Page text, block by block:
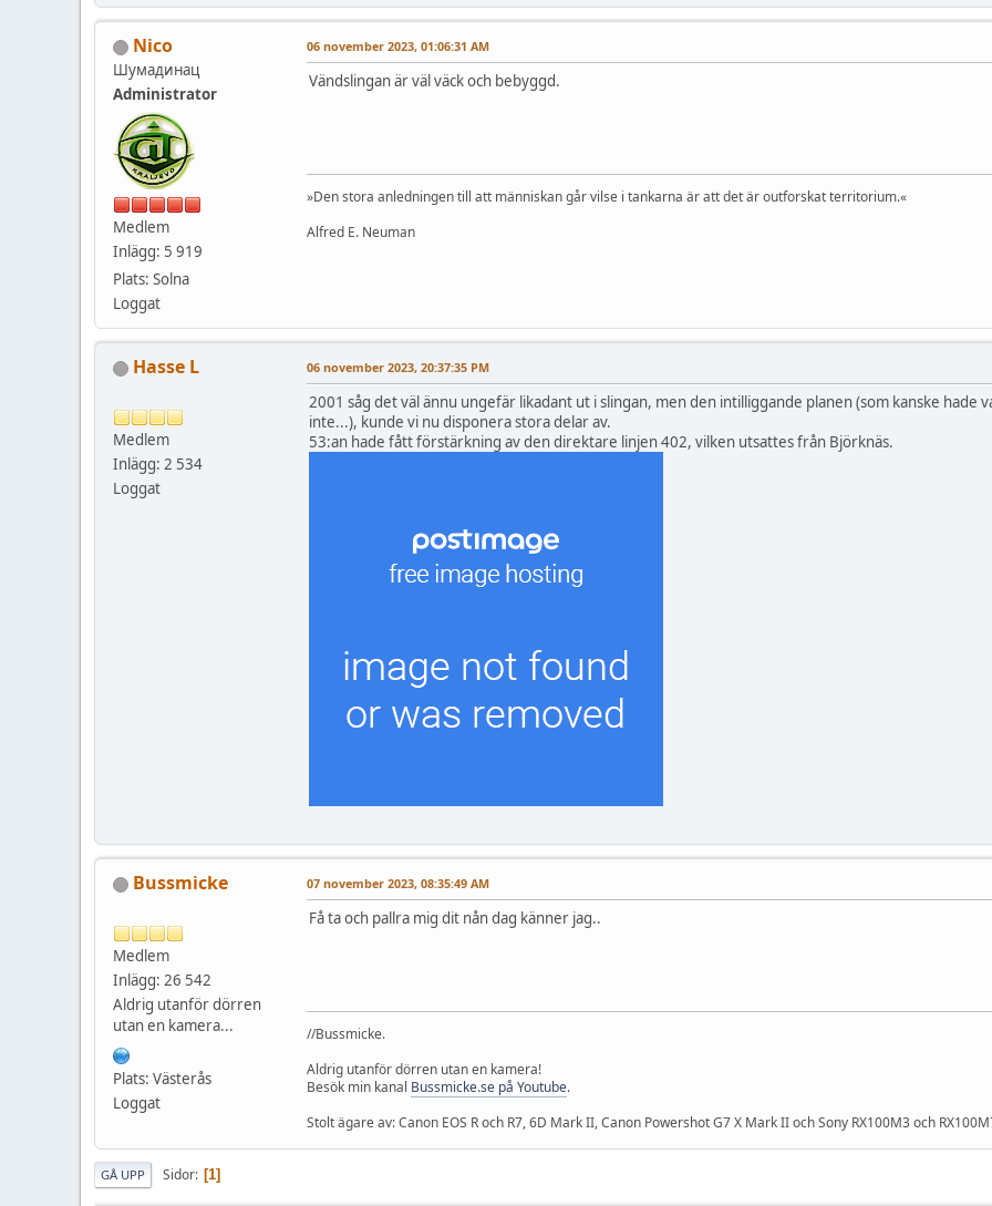
Nico
Шумадинац
Administrator
Medlem
Inlägg: 5 919
Plats: Solna
Loggat
06 november 2023, 01:06:31 AM
Vändslingan är väl väck och bebyggd.
»Den stora anledningen till att människan går vilse i tankarna är att det är outforskat territorium.«
Alfred E. Neuman
Hasse L
Medlem
Inlägg: 2 534
Loggat
06 november 2023, 20:37:35 PM
2001 såg det väl ännu ungefär likadant ut i slingan, men den intilliggande planen (som kanske
inte...), kunde vi nu disponera stora delar av.
53:an hade fått förstärkning av den direktare linjen 402, vilken utsattes från Björknäs.
Bussmicke
Medlem
Inlägg: 26 542
Aldrig utanför dörren
utan en kamera...
Plats: Västerås
Loggat
07 november 2023, 08:35:49 AM
Få ta och pallra mig dit nån dag känner jag..
//Bussmicke.
Aldrig utanför dörren utan en kamera!
Besök min kanal Bussmicke.se på Youtube.
Stolt ägare av: Canon EOS R och R7, 6D Mark II, Canon Powershot G7 X Mark II och Sony RX100M3 och
GÅ UPP Sidor 1